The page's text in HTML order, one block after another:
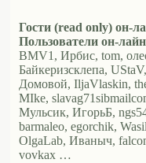
Гости (read only) он-
Пользователи он-
BMV1, Ирбис, tom,
Байкеризсклепа,
Домовой, IljaVlaskin,
MIke,
Мульсик, ИгорьБ,
barmaleo, egorchik,
OlgaLab, Иваныч,
vovkax …